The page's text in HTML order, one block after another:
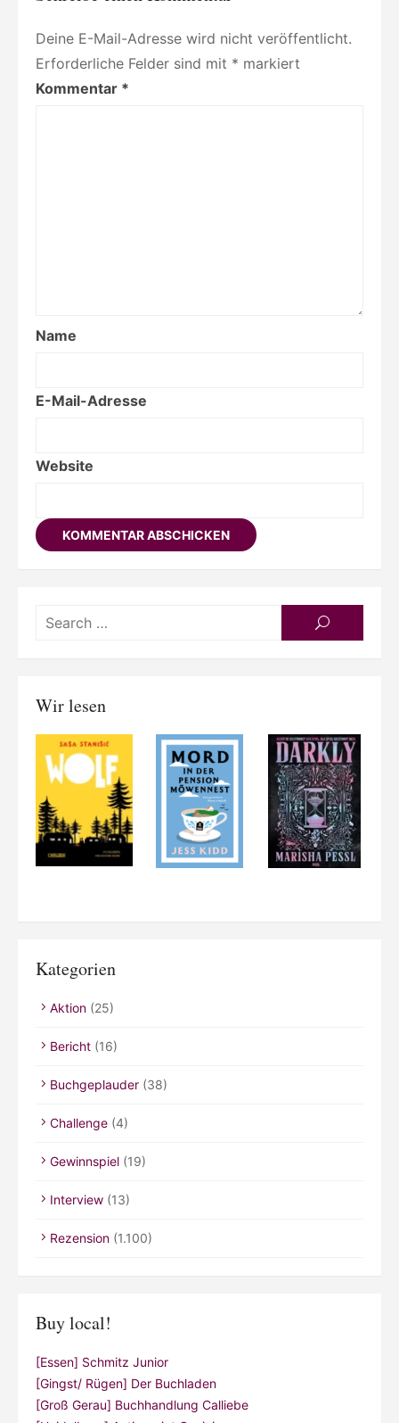
Deine E-Mail-Adresse wird nicht veröffentlicht.
Erforderliche Felder sind mit * markiert
Kommentar *
Name
E-Mail-Adresse
Website
SEARCH
Wir lesen
Kategorien
Aktion (25)
Bericht (16)
Buchgeplauder (38)
Challenge (4)
Gewinnspiel (19)
Interview (13)
Rezension (1.100)
Buy local!
[Essen] Schmitz Junior
[Gingst/ Rügen] Der Buchladen
[Groß Gerau] Buchhandlung Calliebe